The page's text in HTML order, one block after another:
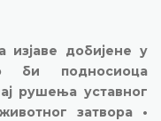
добијене у
би подносиоца
рушења уставног
затвора •